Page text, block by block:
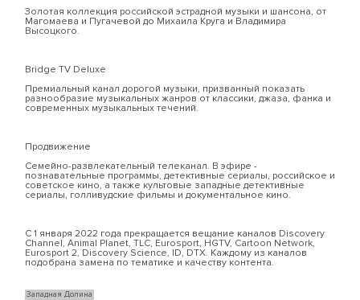
Золотая коллекция российской эстрадной музыки и шансона, от
Магомаева и Пугачевой до Михаила Круга и Владимира
Высоцкого.
Bridge TV Deluxe
Премиальный канал дорогой музыки, призванный показать
разнообразие музыкальных жанров от классики, джаза, фанка и
современных музыкальных течений.
Продвижение
Семейно-развлекательный телеканал. В эфире -
познавательные программы, детективные сериалы, российское и
советское кино, а также культовые западные детективные
сериалы, голливудские фильмы и документальное кино.
С 1 января 2022 года прекращается вещание каналов Discovery
Channel, Animal Planet, TLC, Eurosport, HGTV, Cartoon Network,
Eurosport 2, Discovery Science, ID, DTX. Каждому из каналов
подобрана замена по тематике и качеству контента.
Западная Долина